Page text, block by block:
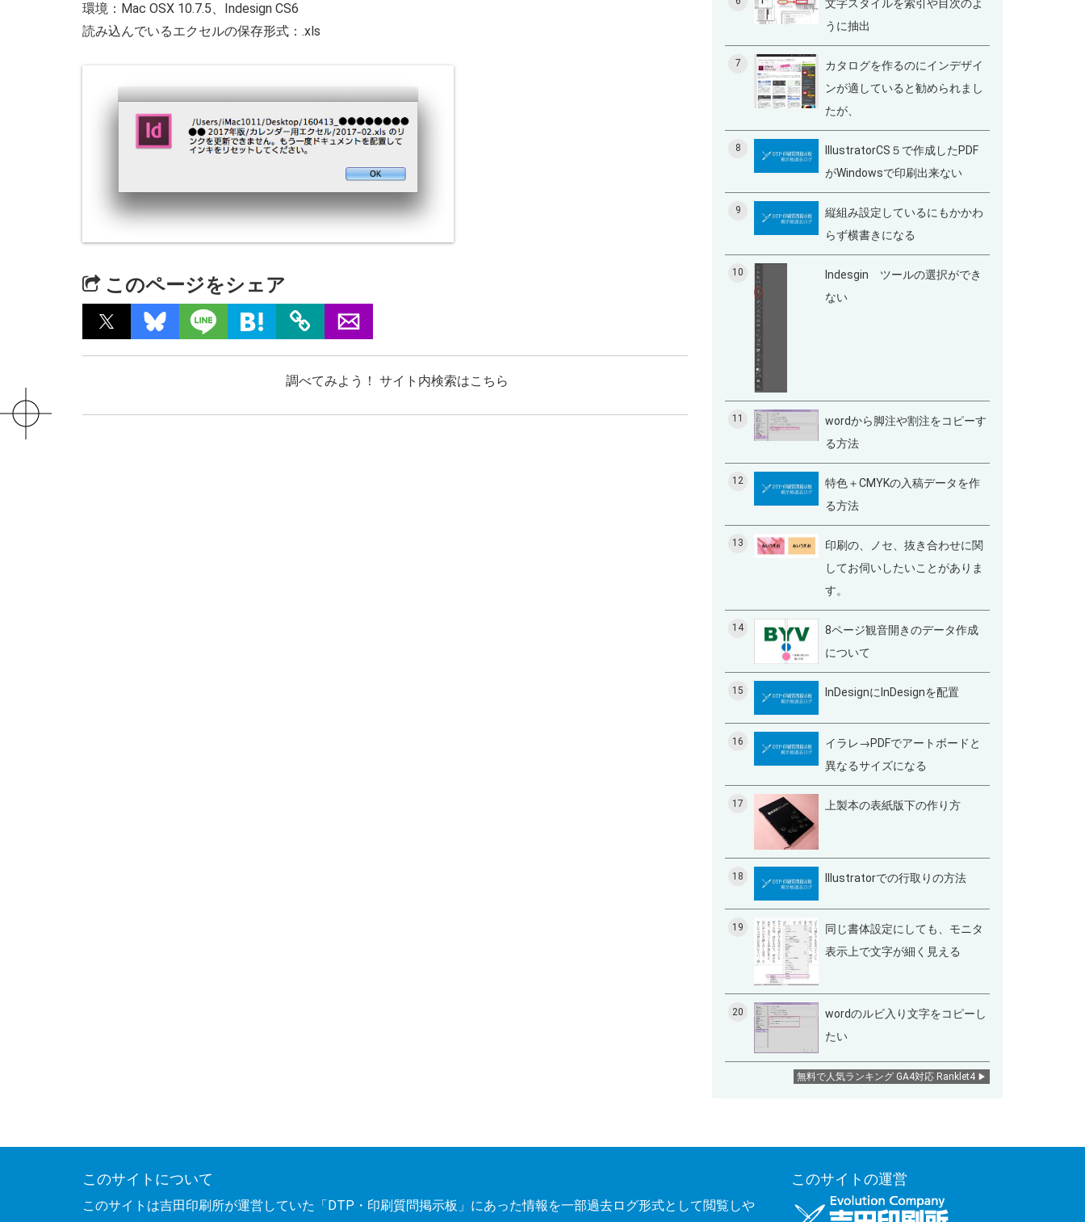
環境：Mac OSX 10.7.5、Indesign CS6
読み込んでいるエクセルの保存形式：.xls
このページをシェア
調べてみよう！ サイト内検索はこちら
文字スタイルを索引や目次のよ
うに抽出
7
カタログを作るのにインデザイ
ンが適していると勧められまし
たが、
8
IllustratorCS５で作成したPDF
がWindowsで印刷出来ない
9
縦組み設定しているにもかかわ
らず横書きになる
10
Indesgin ツールの選択ができ
ない
11
wordから脚注や割注をコピーす
る方法
12
特色＋CMYKの入稿データを作
る方法
13
印刷の、ノセ、抜き合わせに関
してお伺いしたいことがありま
す。
14
8ページ観音開きのデータ作成
について
15 InDesignにInDesignを配置
16
イラレ→PDFでアートボードと
異なるサイズになる
17 上製本の表紙版下の作り方
18 Illustratorでの行取りの方法
19
同じ書体設定にしても、モニタ
表示上で文字が細く見える
20
wordのルビ入り文字をコピーし
たい
無料で人気ランキング GA4対応 Ranklet4
このサイトについて
このサイトは吉田印刷所が運営していた「DTP・印刷質問掲示板」にあった情報を一部過去ログ形式として閲覧しや
このサイトの運営